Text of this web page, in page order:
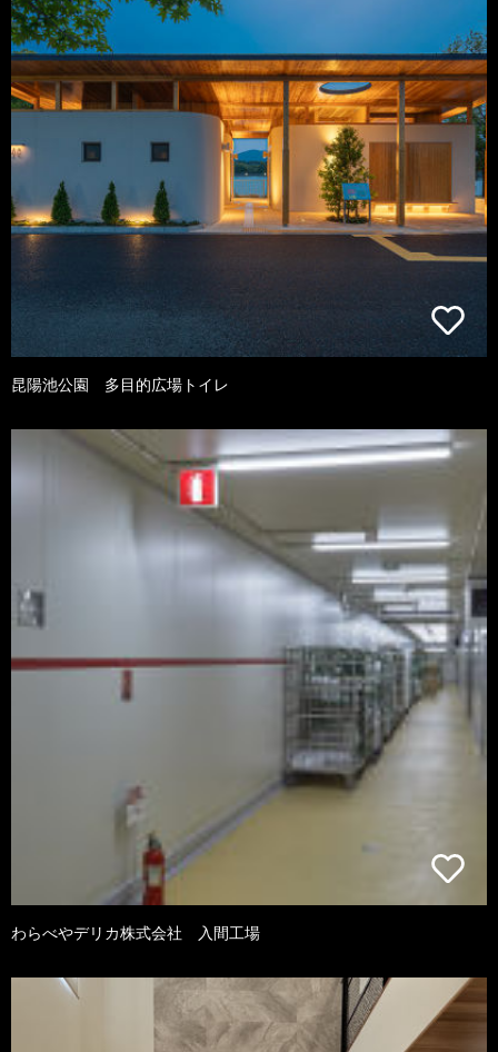
昆陽池公園 多目的広場トイレ
わらべやデリカ株式会社 入間工場